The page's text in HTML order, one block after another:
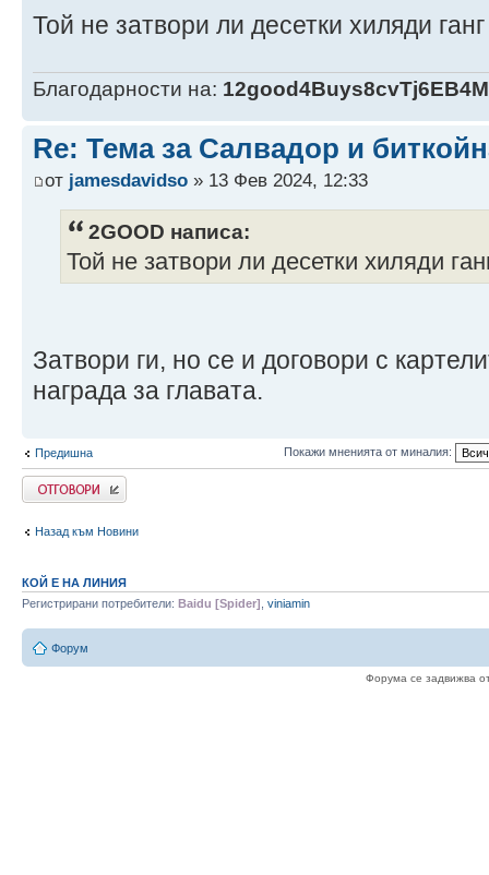
Той не затвори ли десетки хиляди
Благодарности на:
Re: Тема за Салвадор и
от jamesdavidso » 13 Фев 2024, 12:33
2GOOD написа:
Той не затвори ли десетки хиляди
Затвори ги, но се и договори с
награда за главата.
Предишна Покажи мненията от миналия:
Напиши коментар
Назад към Новини
КОЙ Е НА ЛИНИЯ
Регистрирани потребители: Baidu [Spider] viniamin
Форум
Форума се задвижва